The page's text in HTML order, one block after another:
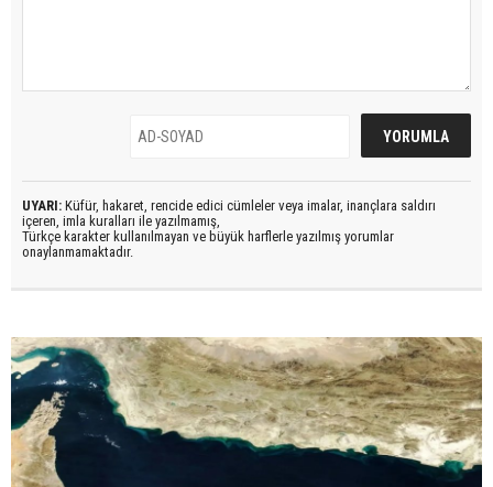
UYARI: Küfür, hakaret, rencide edici cümleler veya imalar, inançlara saldırı
içeren, imla kuralları ile yazılmamış,
Türkçe karakter kullanılmayan ve büyük harflerle yazılmış yorumlar
onaylanmamaktadır.